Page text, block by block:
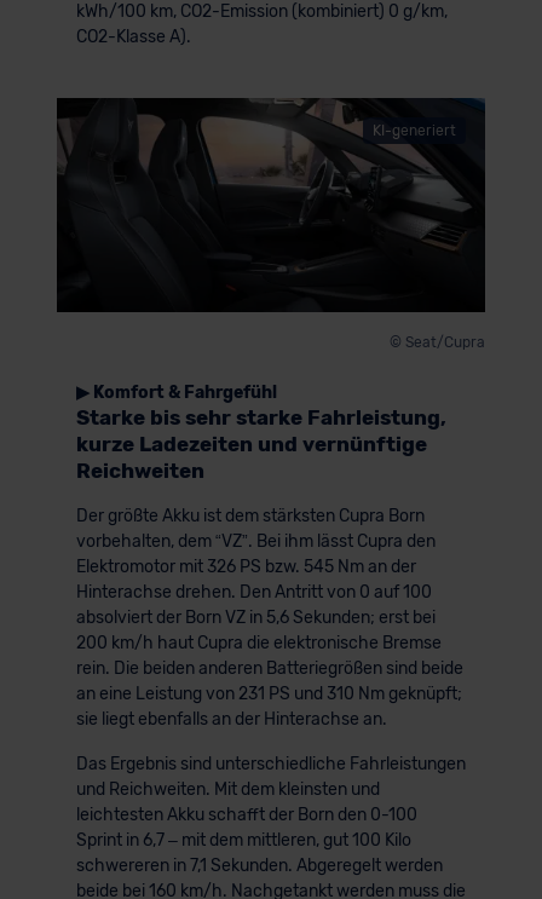
kWh/100 km, CO2-Emission (kombiniert) 0 g/km,
CO2-Klasse A).
KI-generiert
© Seat/Cupra
▶ Komfort & Fahrgefühl
Starke bis sehr starke Fahrleistung,
kurze Ladezeiten und vernünftige
Reichweiten
Der größte Akku ist dem stärksten Cupra Born
vorbehalten, dem “VZ”. Bei ihm lässt Cupra den
Elektromotor mit 326 PS bzw. 545 Nm an der
Hinterachse drehen. Den Antritt von 0 auf 100
absolviert der Born VZ in 5,6 Sekunden; erst bei
200 km/h haut Cupra die elektronische Bremse
rein. Die beiden anderen Batteriegrößen sind beide
an eine Leistung von 231 PS und 310 Nm geknüpft;
sie liegt ebenfalls an der Hinterachse an.
Das Ergebnis sind unterschiedliche Fahrleistungen
und Reichweiten. Mit dem kleinsten und
leichtesten Akku schafft der Born den 0-100
Sprint in 6,7 – mit dem mittleren, gut 100 Kilo
schwereren in 7,1 Sekunden. Abgeregelt werden
beide bei 160 km/h. Nachgetankt werden muss die